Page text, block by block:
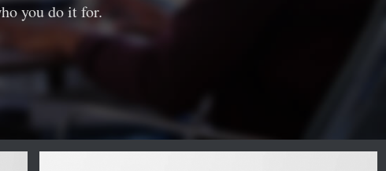
you do it for.